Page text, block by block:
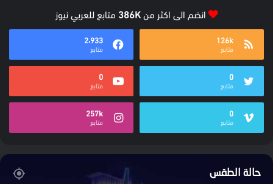
انضم الى اكثر من386K متابع للعربي نيوز
126k
متابع
2٬933
متابع
0
متابع
0
متابع
0
متابع
257k
متابع
حالة الطقس